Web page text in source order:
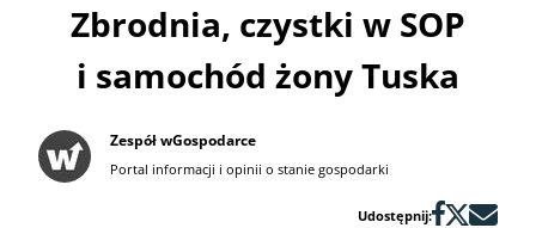
Zbrodnia, czystki w SOP
i samochód żony Tuska
Zespół wGospodarce
Portal informacji i opinii o stanie gospodarki
Udostępnij: